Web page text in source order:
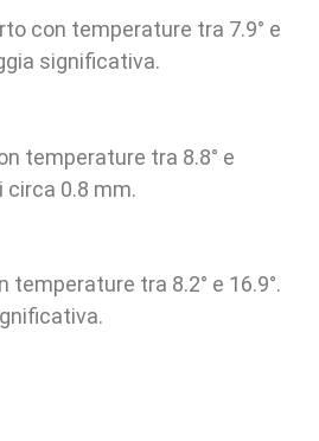
con temperature tra 7.9° e
significativa.
temperature tra 8.8° e
circa 0.8 mm.
temperature tra 8.2° e 16.9°.